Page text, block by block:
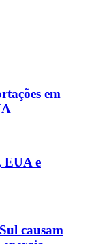
em
EUA e
causam